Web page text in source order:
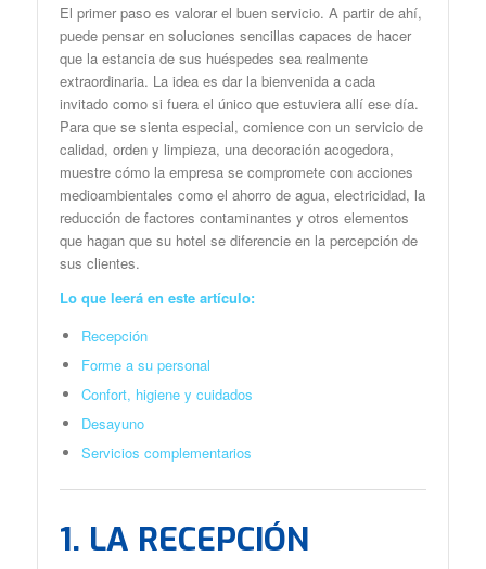
El primer paso es valorar el buen servicio. A partir de ahí,
puede pensar en soluciones sencillas capaces de hacer
que la estancia de sus huéspedes sea realmente
extraordinaria. La idea es dar la bienvenida a cada
invitado como si fuera el único que estuviera allí ese día.
Para que se sienta especial, comience con un servicio de
calidad, orden y limpieza, una decoración acogedora,
muestre cómo la empresa se compromete con acciones
medioambientales como el ahorro de agua, electricidad, la
reducción de factores contaminantes y otros elementos
que hagan que su hotel se diferencie en la percepción de
sus clientes.
Lo que leerá en este artículo:
Recepción
Forme a su personal
Confort, higiene y cuidados
Desayuno
Servicios complementarios
1. LA RECEPCIÓN